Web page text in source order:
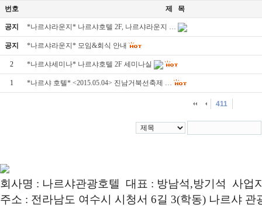
번호 제 목
공지 *나르샤라운지* 나르샤호텔 2F, 나르샤라운지 …
공지 *나르샤라운지* 모임&회식 안내
2 *나르샤세미나* 나르샤호텔 2F 세미나실
1 *나르샤 호텔* <2015.05.04> 진남거북선축제 …
411
회사명 : 나르샤관광호텔 대표 : 방남석,방기석 사업
주소 : 전라남도 여수시 시청서 6길 3(학동) 나르샤 관